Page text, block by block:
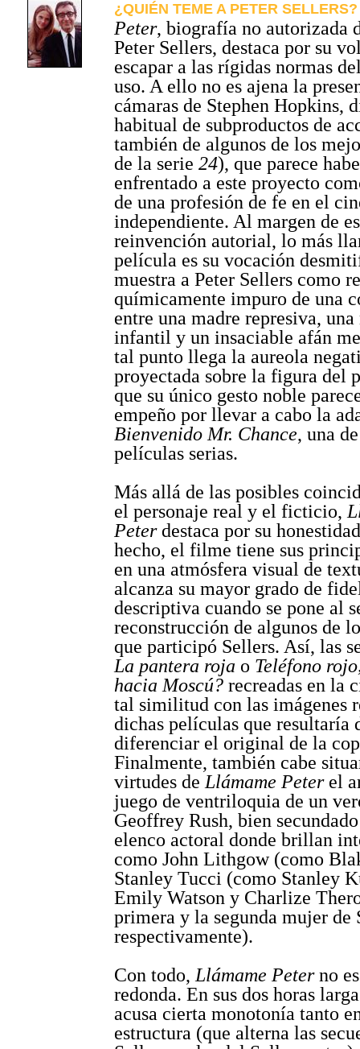
¿QUIÉN TEME A PETER SELLERS?
Peter, biografía no autorizada
Peter Sellers, destaca por su
escapar a las rígidas normas
uso. A ello no es ajena la
cámaras de Stephen Hopkins,
habitual de subproductos de
también de algunos de los
de la serie 24), que parece
enfrentado a este proyecto
de una profesión de fe en el
independiente. Al margen de
reinvención autorial, lo más
película es su vocación
muestra a Peter Sellers como
químicamente impuro de una
entre una madre represiva,
infantil y un insaciable afán
tal punto llega la aureola
proyectada sobre la figura del
que su único gesto noble
empeño por llevar a cabo la
Bienvenido Mr. Chance, una
películas serias.
Más allá de las posibles
el personaje real y el ficticio,
Peterdestaca por su
hecho, el filme tiene sus
en una atmósfera visual de
alcanza su mayor grado de
descriptiva cuando se pone al
reconstrucción de algunos de
que participó Sellers. Así, las
La pantera roja o Teléfono
hacia Moscú? recreadas en la
tal similitud con las imágenes
dichas películas que
diferenciar el original de la
Finalmente, también cabe
virtudes de Llámame Peterel
juego de ventriloquia de un
Geoffrey Rush, bien
elenco actoral donde brillan
como John Lithgow (como
Stanley Tucci (como Stanley
Emily Watson y Charlize
primera y la segunda mujer de
respectivamente).
Con todo, Llámame Peterno
redonda. En sus dos horas
acusa cierta monotonía tanto
estructura (que alterna las